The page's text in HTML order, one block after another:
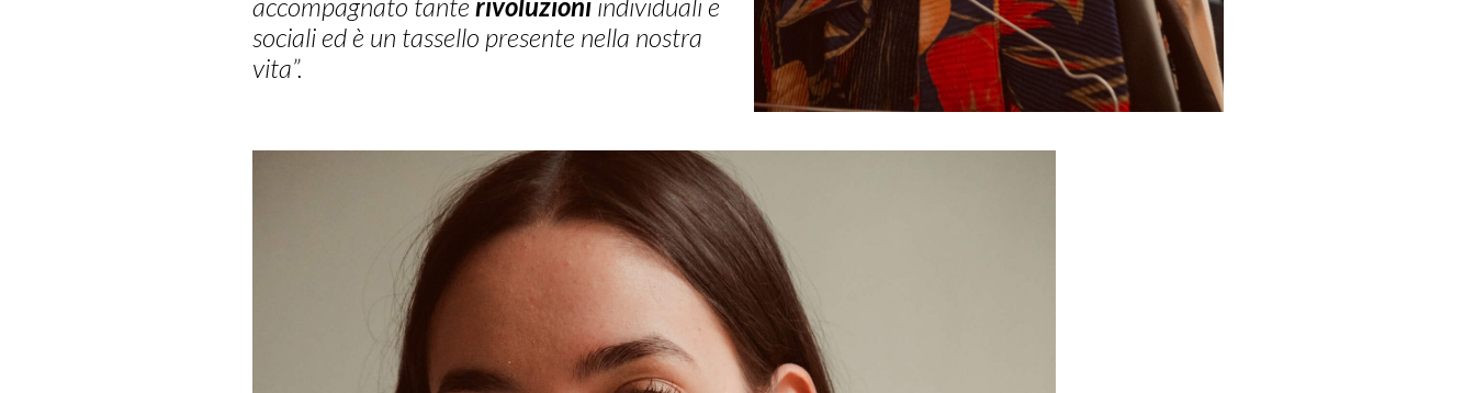
sociali ed è un tassello presente nella nostra
vita”.